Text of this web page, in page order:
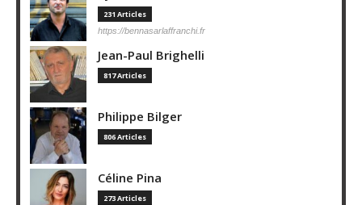
231 Articles
https://bennasarlaffranchi.fr
Jean-Paul Brighelli
817 Articles
Philippe Bilger
806 Articles
Céline Pina
273 Articles